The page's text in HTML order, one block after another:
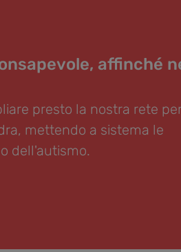
affinché
presto la nostra rete
mettendo a sistema le
dell'autismo.